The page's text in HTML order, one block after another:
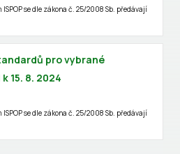
se dle zákona č. 25/2008 Sb. předávají
pro vybrané
15. 8. 2024
se dle zákona č. 25/2008 Sb. předávají